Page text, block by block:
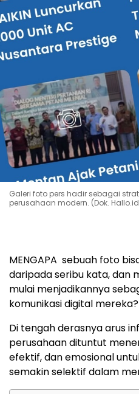
Galeri foto pers hadir sebagai
perusahaan modern. (Dok.
MENGAPA sebuah foto
daripada seribu kata, dan
mulai menjadikannya
komunikasi digital mereka?
Di tengah derasnya arus
perusahaan dituntut
efektif, dan emosional
semakin selektif dalam